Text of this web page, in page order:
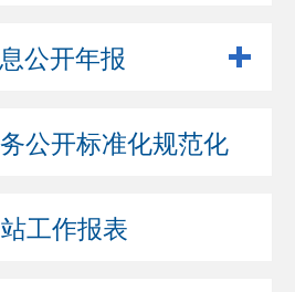
公开年报
公开标准化规范化
工作报表